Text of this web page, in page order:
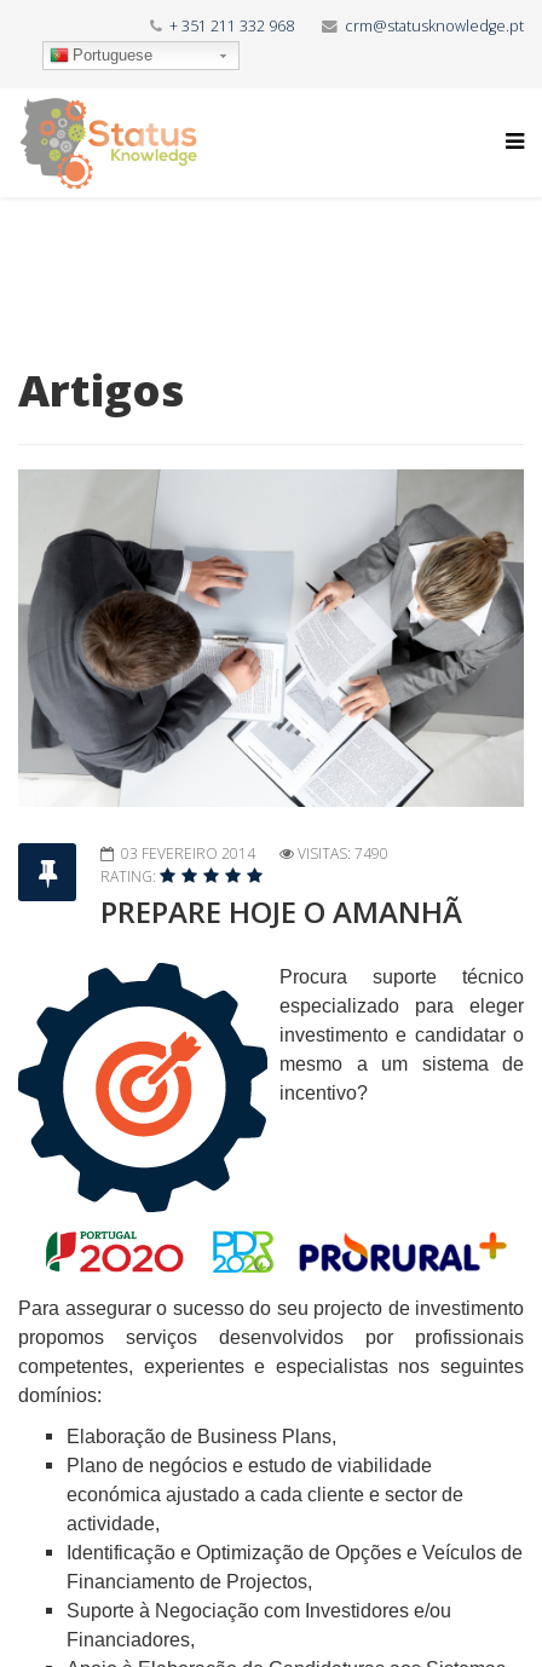
+ 351 211 332 968 crm@statusknowledge.pt
Portuguese
Artigos
03 FEVEREIRO 2014
VISITAS: 7490
RATING:
PREPARE HOJE O AMANHÃ
Procura suporte técnico
especializado para eleger
investimento e candidatar o
mesmo a um sistema de
incentivo?
Para assegurar o sucesso do seu projecto de investimento
propomos serviços desenvolvidos por profissionais
competentes, experientes e especialistas nos seguintes
domínios:
Elaboração de Business Plans,
Plano de negócios e estudo de viabilidade
económica ajustado a cada cliente e sector de
actividade,
Identificação e Optimização de Opções e Veículos de
Financiamento de Projectos,
Suporte à Negociação com Investidores e/ou
Financiadores,